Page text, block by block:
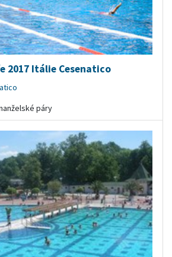
2017 Itálie Cesenatico
páry
dopravou, autobusem lze za
orientační cena v Kč: